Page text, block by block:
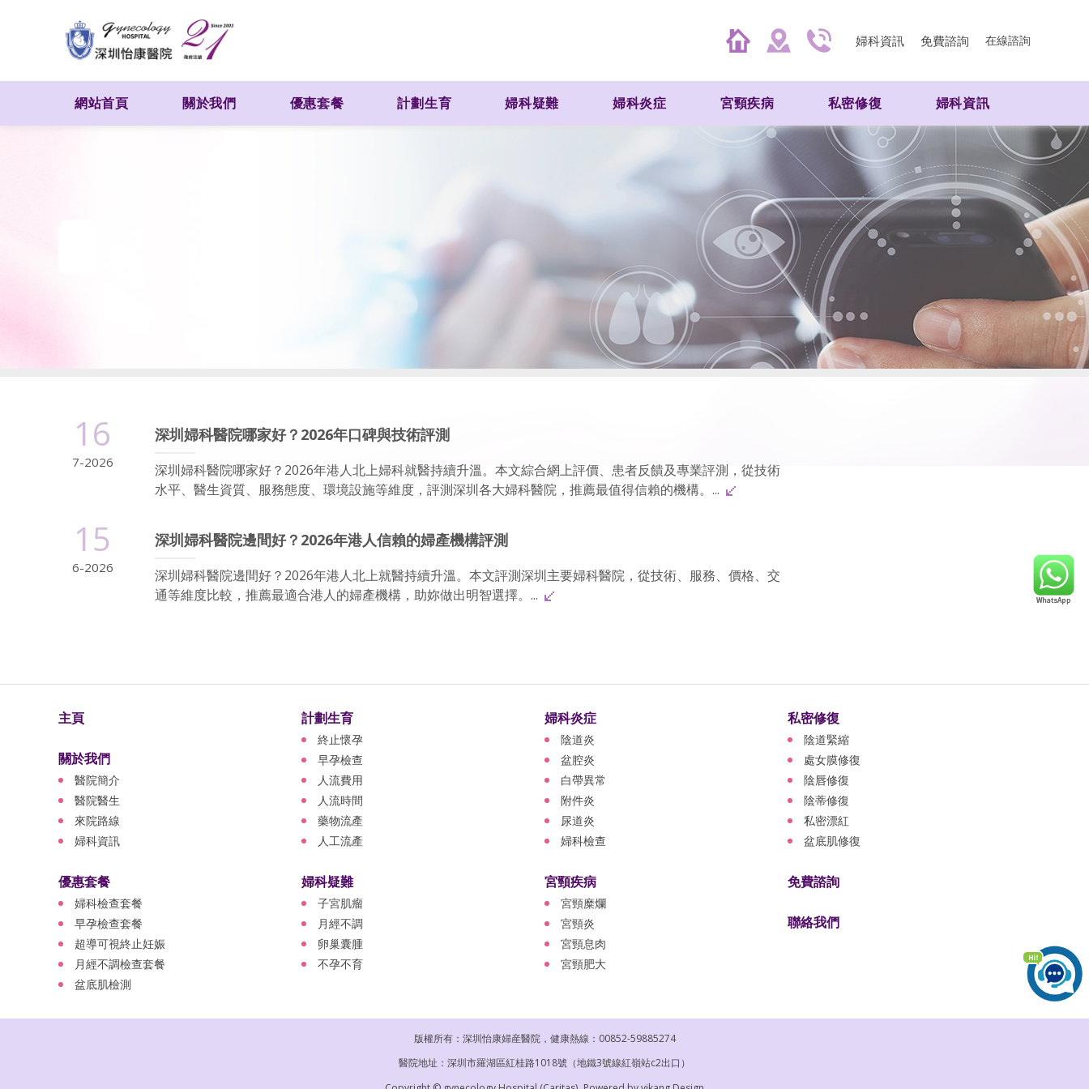
婦科資訊 免費諮詢 在線諮詢
網站首頁 關於我們 優惠套餐 計劃生育 婦科疑難 婦科炎症 宮頸疾病 私密修復 婦科資訊
16
7-2026
深圳婦科醫院哪家好？2026年口碑與技術評測
深圳婦科醫院哪家好？2026年港人北上婦科就醫持續升溫。本文綜合網上評價、患者反饋及專業評測，從技術
水平、醫生資質、服務態度、環境設施等維度，評測深圳各大婦科醫院，推薦最值得信賴的機構。...
15
6-2026
深圳婦科醫院邊間好？2026年港人信賴的婦產機構評測
深圳婦科醫院邊間好？2026年港人北上就醫持續升溫。本文評測深圳主要婦科醫院，從技術、服務、價格、交
通等維度比較，推薦最適合港人的婦產機構，助妳做出明智選擇。...
主頁
關於我們
醫院簡介
醫院醫生
來院路線
婦科資訊
優惠套餐
婦科檢查套餐
早孕檢查套餐
超導可視終止妊娠
月經不調檢查套餐
盆底肌檢測
計劃生育
終止懷孕
早孕檢查
人流費用
人流時間
藥物流產
人工流產
婦科疑難
子宮肌瘤
月經不調
卵巢囊腫
不孕不育
婦科炎症
陰道炎
盆腔炎
白帶異常
附件炎
尿道炎
婦科檢查
宮頸疾病
宮頸糜爛
宮頸炎
宮頸息肉
宮頸肥大
私密修復
陰道緊縮
處女膜修復
陰唇修復
陰蒂修復
私密漂紅
盆底肌修復
免費諮詢
聯絡我們
版權所有：深圳怡康婦産醫院，健康熱線：00852-59885274
醫院地址：深圳市羅湖區紅桂路1018號（地鐵3號線紅嶺站c2出口）